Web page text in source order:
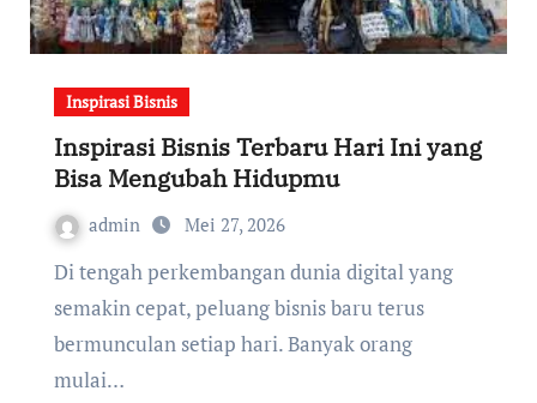
Inspirasi Bisnis
Inspirasi Bisnis Terbaru Hari Ini yang
Bisa Mengubah Hidupmu
admin Mei 27, 2026
Di tengah perkembangan dunia digital yang
semakin cepat, peluang bisnis baru terus
bermunculan setiap hari. Banyak orang
mulai…